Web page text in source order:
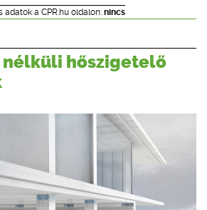
JOG
KÉPZÉSEK
SEGÉDLETEK
adatok a CPR.hu oldalon: nincs
nélküli hőszigetelő